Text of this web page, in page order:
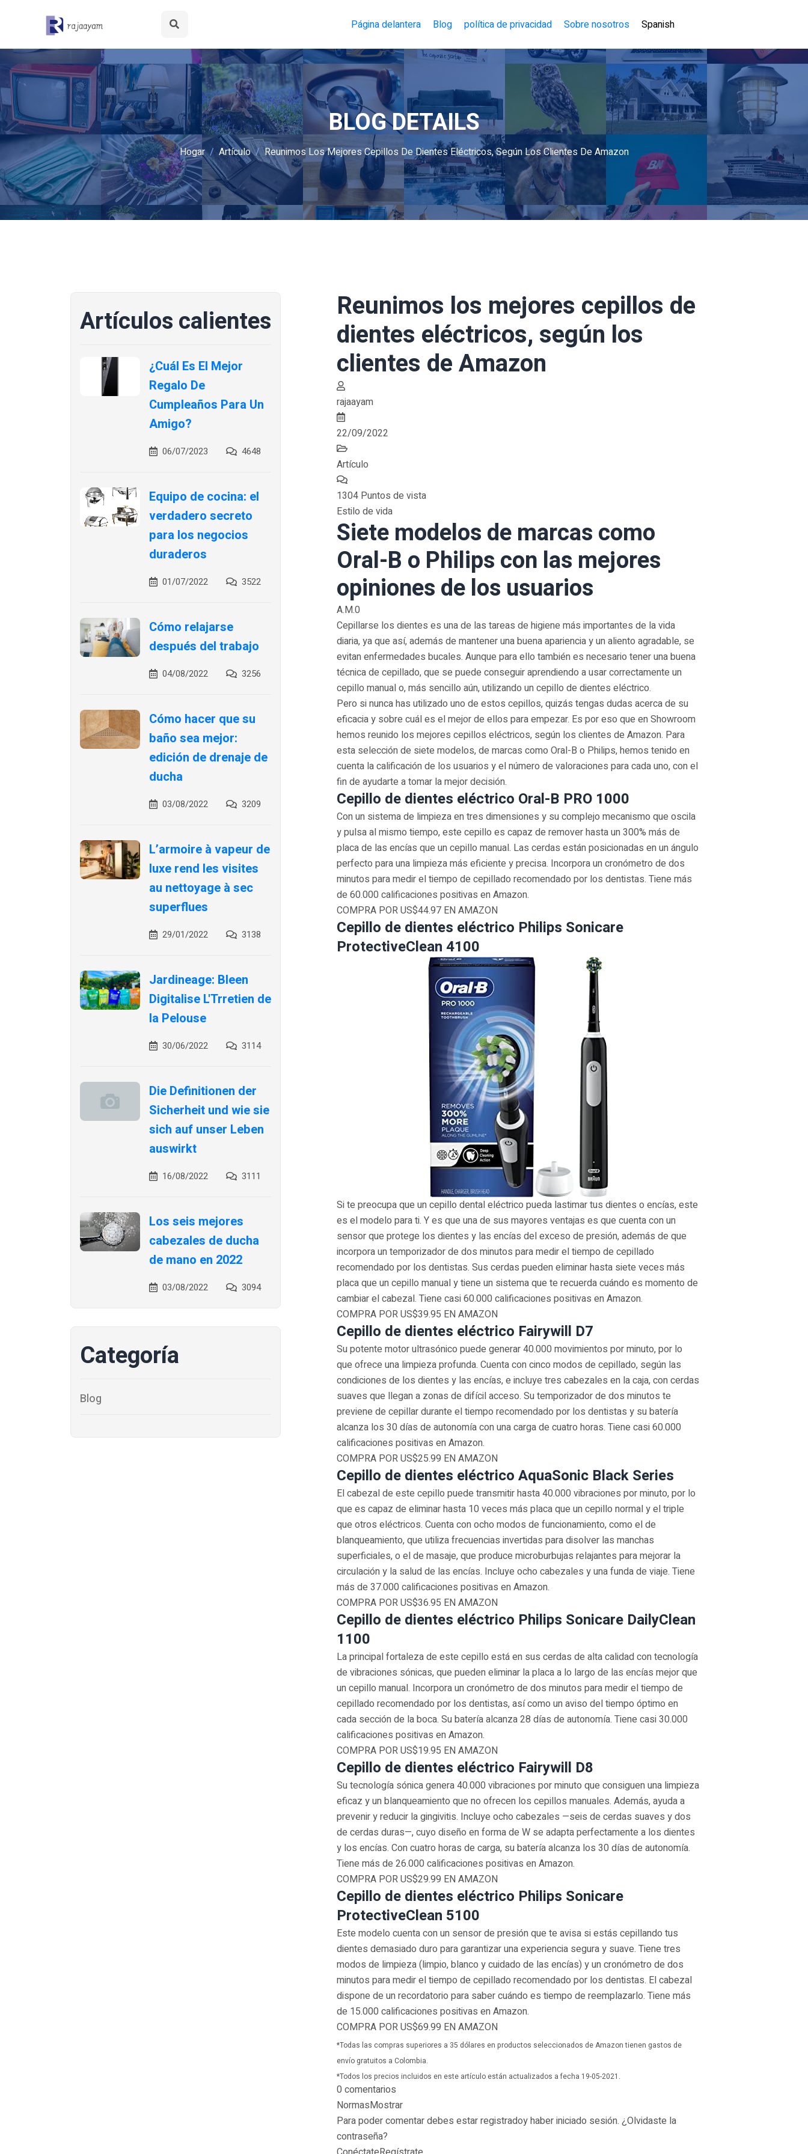
Página delantera Blog política de privacidad Sobre nosotros Spanish
BLOG DETAILS
Hogar Artículo Reunimos Los Mejores Cepillos De Dientes Eléctricos, Según Los Clientes De Amazon
Artículos calientes
¿Cuál Es El Mejor
Regalo De
Cumpleaños Para Un
Amigo?
06/07/2023 4648
Equipo de cocina: el
verdadero secreto
para los negocios
duraderos
01/07/2022 3522
Cómo relajarse
después del trabajo
04/08/2022 3256
Cómo hacer que su
baño sea mejor:
edición de drenaje de
ducha
03/08/2022 3209
L’armoire à vapeur de
luxe rend les visites
au nettoyage à sec
superflues
29/01/2022 3138
Jardineage: Bleen
Digitalise L'Trretien de
la Pelouse
30/06/2022 3114
Die Definitionen der
Sicherheit und wie sie
sich auf unser Leben
auswirkt
16/08/2022 3111
Los seis mejores
cabezales de ducha
de mano en 2022
03/08/2022 3094
Categoría
Blog
Reunimos los mejores cepillos de
dientes eléctricos, según los
clientes de Amazon
rajaayam
22/09/2022
Artículo
1304 Puntos de vista
Estilo de vida
Siete modelos de marcas como
Oral-B o Philips con las mejores
opiniones de los usuarios
A.M.0
Cepillarse los dientes es una de las tareas de higiene más importantes de la vida
diaria, ya que así, además de mantener una buena apariencia y un aliento agradable, se
evitan enfermedades bucales. Aunque para ello también es necesario tener una buena
técnica de cepillado, que se puede conseguir aprendiendo a usar correctamente un
cepillo manual o, más sencillo aún, utilizando un cepillo de dientes eléctrico.
Pero si nunca has utilizado uno de estos cepillos, quizás tengas dudas acerca de su
eficacia y sobre cuál es el mejor de ellos para empezar. Es por eso que en Showroom
hemos reunido los mejores cepillos eléctricos, según los clientes de Amazon. Para
esta selección de siete modelos, de marcas como Oral-B o Philips, hemos tenido en
cuenta la calificación de los usuarios y el número de valoraciones para cada uno, con el
fin de ayudarte a tomar la mejor decisión.
Cepillo de dientes eléctrico Oral-B PRO 1000
Con un sistema de limpieza en tres dimensiones y su complejo mecanismo que oscila
y pulsa al mismo tiempo, este cepillo es capaz de remover hasta un 300% más de
placa de las encías que un cepillo manual. Las cerdas están posicionadas en un ángulo
perfecto para una limpieza más eficiente y precisa. Incorpora un cronómetro de dos
minutos para medir el tiempo de cepillado recomendado por los dentistas. Tiene más
de 60.000 calificaciones positivas en Amazon.
COMPRA POR US$44.97 EN AMAZON
Cepillo de dientes eléctrico Philips Sonicare
ProtectiveClean 4100
Si te preocupa que un cepillo dental eléctrico pueda lastimar tus dientes o encías, este
es el modelo para ti. Y es que una de sus mayores ventajas es que cuenta con un
sensor que protege los dientes y las encías del exceso de presión, además de que
incorpora un temporizador de dos minutos para medir el tiempo de cepillado
recomendado por los dentistas. Sus cerdas pueden eliminar hasta siete veces más
placa que un cepillo manual y tiene un sistema que te recuerda cuándo es momento de
cambiar el cabezal. Tiene casi 60.000 calificaciones positivas en Amazon.
COMPRA POR US$39.95 EN AMAZON
Cepillo de dientes eléctrico Fairywill D7
Su potente motor ultrasónico puede generar 40.000 movimientos por minuto, por lo
que ofrece una limpieza profunda. Cuenta con cinco modos de cepillado, según las
condiciones de los dientes y las encías, e incluye tres cabezales en la caja, con cerdas
suaves que llegan a zonas de difícil acceso. Su temporizador de dos minutos te
previene de cepillar durante el tiempo recomendado por los dentistas y su batería
alcanza los 30 días de autonomía con una carga de cuatro horas. Tiene casi 60.000
calificaciones positivas en Amazon.
COMPRA POR US$25.99 EN AMAZON
Cepillo de dientes eléctrico AquaSonic Black Series
El cabezal de este cepillo puede transmitir hasta 40.000 vibraciones por minuto, por lo
que es capaz de eliminar hasta 10 veces más placa que un cepillo normal y el triple
que otros eléctricos. Cuenta con ocho modos de funcionamiento, como el de
blanqueamiento, que utiliza frecuencias invertidas para disolver las manchas
superficiales, o el de masaje, que produce microburbujas relajantes para mejorar la
circulación y la salud de las encías. Incluye ocho cabezales y una funda de viaje. Tiene
más de 37.000 calificaciones positivas en Amazon.
COMPRA POR US$36.95 EN AMAZON
Cepillo de dientes eléctrico Philips Sonicare DailyClean
1100
La principal fortaleza de este cepillo está en sus cerdas de alta calidad con tecnología
de vibraciones sónicas, que pueden eliminar la placa a lo largo de las encías mejor que
un cepillo manual. Incorpora un cronómetro de dos minutos para medir el tiempo de
cepillado recomendado por los dentistas, así como un aviso del tiempo óptimo en
cada sección de la boca. Su batería alcanza 28 días de autonomía. Tiene casi 30.000
calificaciones positivas en Amazon.
COMPRA POR US$19.95 EN AMAZON
Cepillo de dientes eléctrico Fairywill D8
Su tecnología sónica genera 40.000 vibraciones por minuto que consiguen una limpieza
eficaz y un blanqueamiento que no ofrecen los cepillos manuales. Además, ayuda a
prevenir y reducir la gingivitis. Incluye ocho cabezales —seis de cerdas suaves y dos
de cerdas duras—, cuyo diseño en forma de W se adapta perfectamente a los dientes
y los encías. Con cuatro horas de carga, su batería alcanza los 30 días de autonomía.
Tiene más de 26.000 calificaciones positivas en Amazon.
COMPRA POR US$29.99 EN AMAZON
Cepillo de dientes eléctrico Philips Sonicare
ProtectiveClean 5100
Este modelo cuenta con un sensor de presión que te avisa si estás cepillando tus
dientes demasiado duro para garantizar una experiencia segura y suave. Tiene tres
modos de limpieza (limpio, blanco y cuidado de las encías) y un cronómetro de dos
minutos para medir el tiempo de cepillado recomendado por los dentistas. El cabezal
dispone de un recordatorio para saber cuándo es tiempo de reemplazarlo. Tiene más
de 15.000 calificaciones positivas en Amazon.
COMPRA POR US$69.99 EN AMAZON
*Todas las compras superiores a 35 dólares en productos seleccionados de Amazon tienen gastos de
envío gratuitos a Colombia.
*Todos los precios incluidos en este artículo están actualizados a fecha 19-05-2021.
0 comentarios
NormasMostrar
Para poder comentar debes estar registradoy haber iniciado sesión. ¿Olvidaste la
contraseña?